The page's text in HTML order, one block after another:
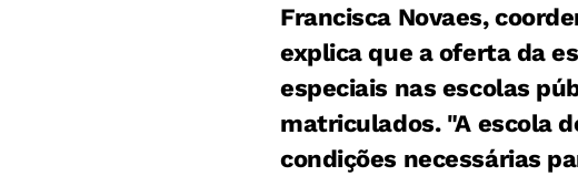
Francisca Novaes,
explica que a oferta da
especiais nas escolas
matriculados. "A escola
condições necessárias